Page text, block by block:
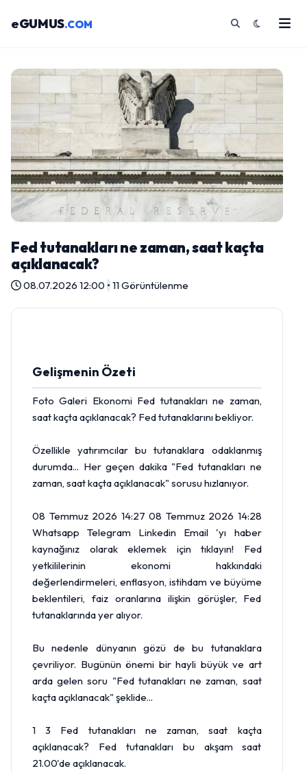
eGUMUS.COM
Fed tutanakları ne zaman, saat kaçta
açıklanacak?
08.07.2026 12:00 •11 Görüntülenme
Gelişmenin Özeti
Foto Galeri Ekonomi Fed tutanakları ne zaman,
saat kaçta açıklanacak? Fed tutanaklarını bekliyor.
Özellikle yatırımcılar bu tutanaklara odaklanmış
durumda... Her geçen dakika "Fed tutanakları ne
zaman, saat kaçta açıklanacak" sorusu hızlanıyor.
08 Temmuz 2026 14:27 08 Temmuz 2026 14:28
Whatsapp Telegram Linkedin Email 'yı haber
kaynağınız olarak eklemek için tıklayın! Fed
yetkililerinin ekonomi hakkındaki
değerlendirmeleri, enflasyon, istihdam ve büyüme
beklentileri, faiz oranlarına ilişkin görüşler, Fed
tutanaklarında yer alıyor.
Bu nedenle dünyanın gözü de bu tutanaklara
çevriliyor. Bugünün önemi bir hayli büyük ve art
arda gelen soru "Fed tutanakları ne zaman, saat
kaçta açıklanacak" şeklide...
1 3 Fed tutanakları ne zaman, saat kaçta
açıklanacak? Fed tutanakları bu akşam saat
21.00'de açıklanacak.